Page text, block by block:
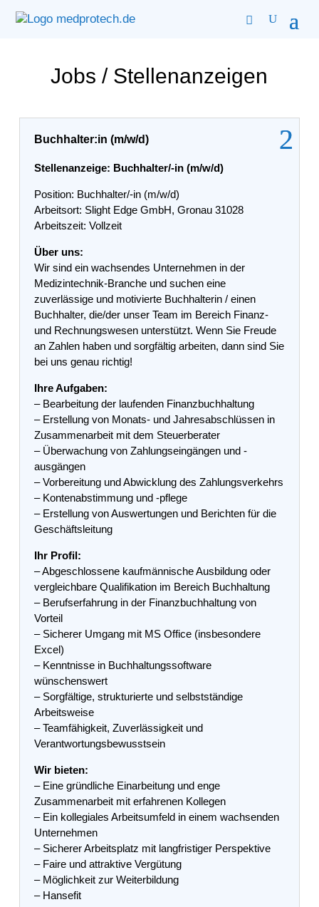
Jobs / Stellenanzeigen
Buchhalter:in (m/w/d)
Stellenanzeige: Buchhalter/-in (m/w/d)
Position: Buchhalter/-in (m/w/d)
Arbeitsort: Slight Edge GmbH, Gronau 31028
Arbeitszeit: Vollzeit
Über uns:
Wir sind ein wachsendes Unternehmen in der
Medizintechnik-Branche und suchen eine
zuverlässige und motivierte Buchhalterin / einen
Buchhalter, die/der unser Team im Bereich Finanz-
und Rechnungswesen unterstützt. Wenn Sie Freude
an Zahlen haben und sorgfältig arbeiten, dann sind Sie
bei uns genau richtig!
Ihre Aufgaben:
– Bearbeitung der laufenden Finanzbuchhaltung
– Erstellung von Monats- und Jahresabschlüssen in
Zusammenarbeit mit dem Steuerberater
– Überwachung von Zahlungseingängen und -
ausgängen
– Vorbereitung und Abwicklung des Zahlungsverkehrs
– Kontenabstimmung und -pflege
– Erstellung von Auswertungen und Berichten für die
Geschäftsleitung
Ihr Profil:
– Abgeschlossene kaufmännische Ausbildung oder
vergleichbare Qualifikation im Bereich Buchhaltung
– Berufserfahrung in der Finanzbuchhaltung von
Vorteil
– Sicherer Umgang mit MS Office (insbesondere
Excel)
– Kenntnisse in Buchhaltungssoftware
wünschenswert
– Sorgfältige, strukturierte und selbstständige
Arbeitsweise
– Teamfähigkeit, Zuverlässigkeit und
Verantwortungsbewusstsein
Wir bieten:
– Eine gründliche Einarbeitung und enge
Zusammenarbeit mit erfahrenen Kollegen
– Ein kollegiales Arbeitsumfeld in einem wachsenden
Unternehmen
– Sicherer Arbeitsplatz mit langfristiger Perspektive
– Faire und attraktive Vergütung
– Möglichkeit zur Weiterbildung
– Hansefit